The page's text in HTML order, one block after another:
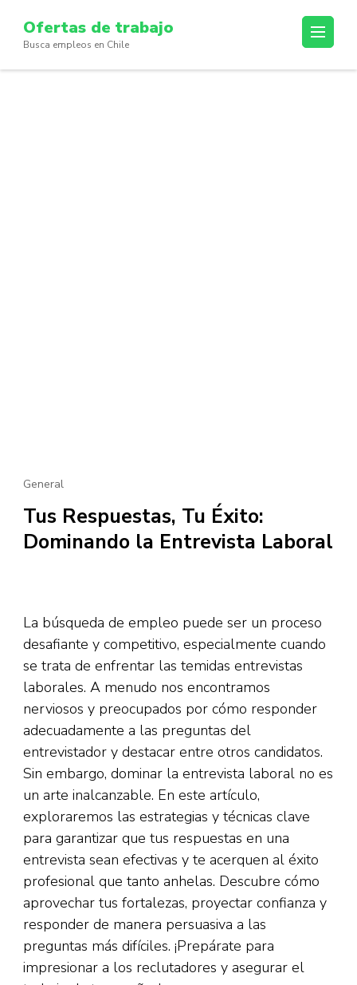
content
(Press
Ofertas de trabajo
Busca empleos en Chile
General
Tus Respuestas, Tu Éxito:
Dominando la Entrevista Laboral
La búsqueda de empleo puede ser un proceso
desafiante y competitivo, especialmente cuando
se trata de enfrentar las temidas entrevistas
laborales. A menudo nos encontramos
nerviosos y preocupados por cómo responder
adecuadamente a las preguntas del
entrevistador y destacar entre otros candidatos.
Sin embargo, dominar la entrevista laboral no es
un arte inalcanzable. En este artículo,
exploraremos las estrategias y técnicas clave
para garantizar que tus respuestas en una
entrevista sean efectivas y te acerquen al éxito
profesional que tanto anhelas. Descubre cómo
aprovechar tus fortalezas, proyectar confianza y
responder de manera persuasiva a las
preguntas más difíciles. ¡Prepárate para
impresionar a los reclutadores y asegurar el